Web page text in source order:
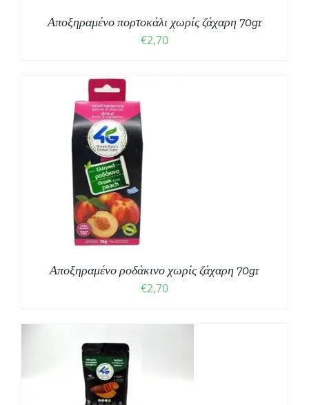
Αποξηραμένο πορτοκάλι χωρίς ζάχαρη 70gr
€2,70
Αποξηραμένο ροδάκινο χωρίς ζάχαρη 70gr
€2,70